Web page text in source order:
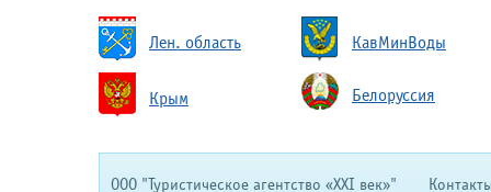
Лен. область
Крым
КавМинВоды
Белоруссия
OOO "Туристическое агентство «XXI век»"